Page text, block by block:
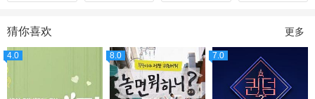
猜你喜欢 更多
4.0 8.0 7.0